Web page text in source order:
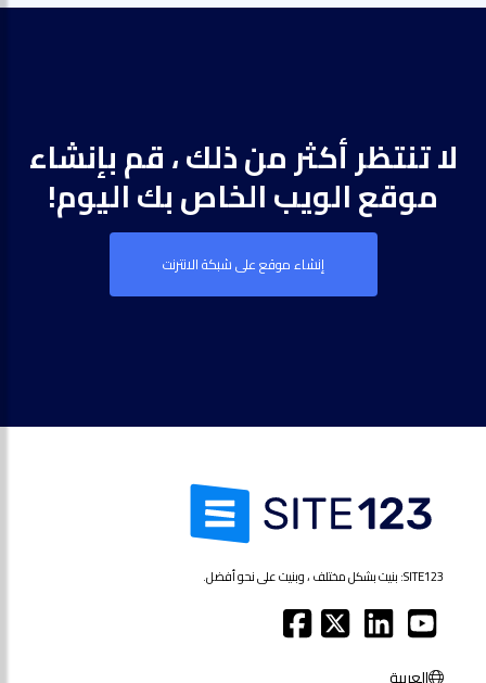
لا تنتظر أكثر من ذلك ، قم بإنشاء
موقع الويب الخاص بك اليوم!
إنشاء موقع على شبكة الانترنت
SITE123: بنيت بشكل مختلف ، وبنيت على نحو أفضل.